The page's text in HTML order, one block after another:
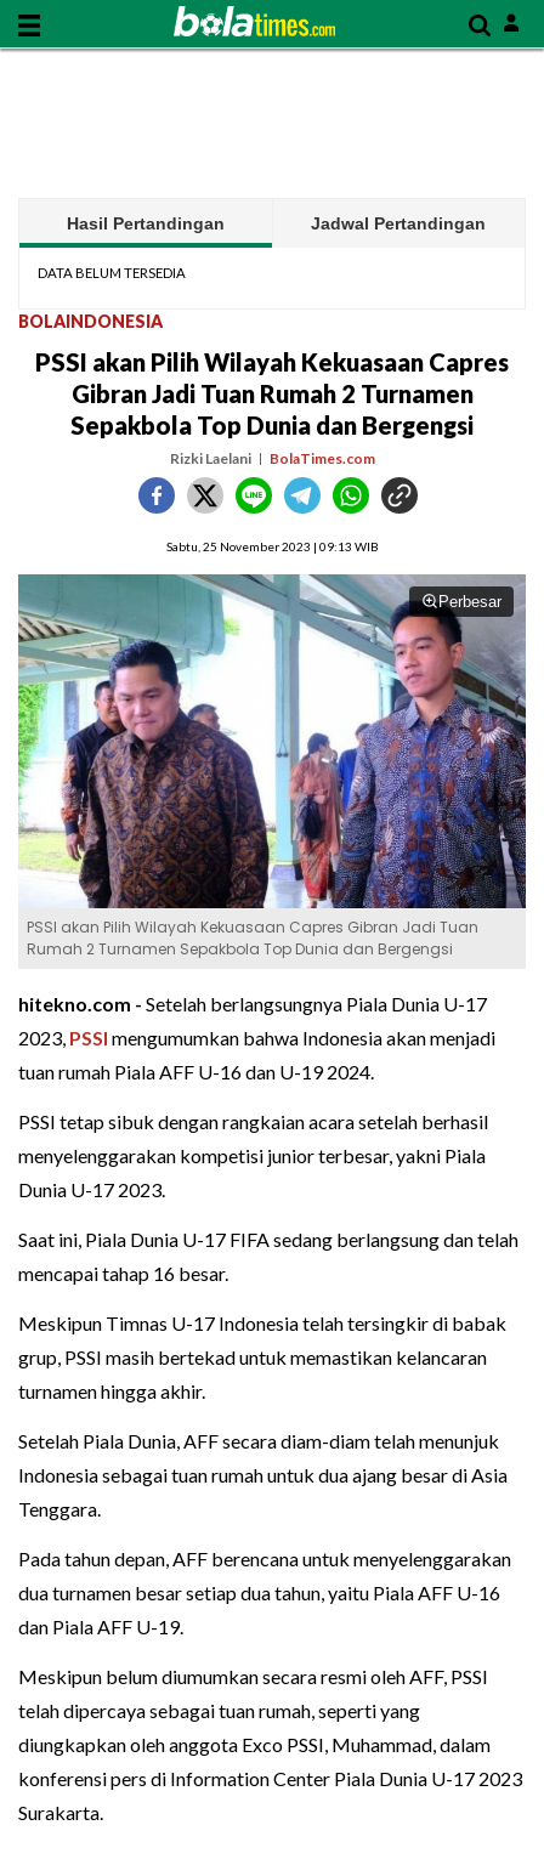
Hasil Pertandingan Jadwal Pertandingan
DATA BELUM TERSEDIA
BOLAINDONESIA
PSSI akan Pilih Wilayah Kekuasaan Capres
Gibran Jadi Tuan Rumah 2 Turnamen
Sepakbola Top Dunia dan Bergengsi
Rizki Laelani BolaTimes.com
Sabtu, 25 November 2023 | 09:13 WIB
Perbesar
PSSI akan Pilih Wilayah Kekuasaan Capres Gibran Jadi Tuan
Rumah 2 Turnamen Sepakbola Top Dunia dan Bergengsi
hitekno.com - Setelah berlangsungnya Piala Dunia U-17
2023, PSSI mengumumkan bahwa Indonesia akan menjadi
tuan rumah Piala AFF U-16 dan U-19 2024.
PSSI tetap sibuk dengan rangkaian acara setelah berhasil
menyelenggarakan kompetisi junior terbesar, yakni Piala
Dunia U-17 2023.
Saat ini, Piala Dunia U-17 FIFA sedang berlangsung dan telah
mencapai tahap 16 besar.
Meskipun Timnas U-17 Indonesia telah tersingkir di babak
grup, PSSI masih bertekad untuk memastikan kelancaran
turnamen hingga akhir.
Setelah Piala Dunia, AFF secara diam-diam telah menunjuk
Indonesia sebagai tuan rumah untuk dua ajang besar di Asia
Tenggara.
Pada tahun depan, AFF berencana untuk menyelenggarakan
dua turnamen besar setiap dua tahun, yaitu Piala AFF U-16
dan Piala AFF U-19.
Meskipun belum diumumkan secara resmi oleh AFF, PSSI
telah dipercaya sebagai tuan rumah, seperti yang
diungkapkan oleh anggota Exco PSSI, Muhammad, dalam
konferensi pers di Information Center Piala Dunia U-17 2023
Surakarta.